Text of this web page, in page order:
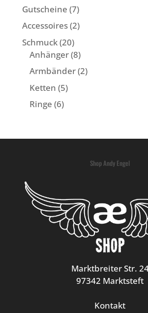
Gutscheine (7)
Accessoires(2)
Schmuck(20)
Anhänger(8)
Armbänder(2)
Ketten (5)
Ringe (6)
Shop Andy Engel
Marktbreiter Str.
97342 Marktsteft
Kontakt